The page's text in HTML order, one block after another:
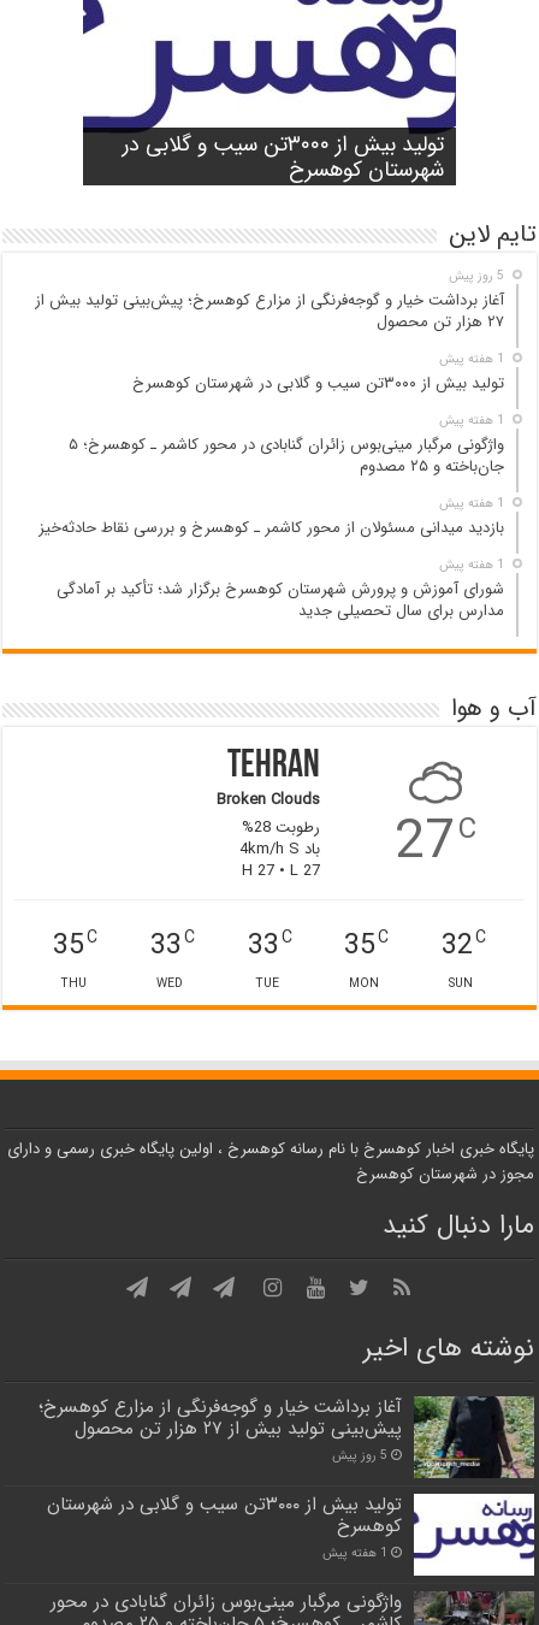
آغاز برداشت خیار و گوجه‌فرنگی از مزارع
کوهسرخ؛ پیش‌بینی تولید بیش از ۲۷ هزار
تن محصول
تولید بیش از ۳۰۰۰تن سیب و گلابی در
شهرستان کوهسرخ
واژگونی مرگبار مینی‌بوس زائران گنابادی
در محور کاشمر ـ کوهسرخ؛ ۵ جان‌باخته و
۲۵ مصدوم
بازدید میدانی مسئولان از محور کاشمر ـ
کوهسرخ و بررسی نقاط حادثه‌خیز
شورای آموزش و پرورش شهرستان
کوهسرخ برگزار شد؛ تأکید بر آمادگی
مدارس برای سال تحصیلی جدید
تایم لاین
5 روز پیش
آغاز برداشت خیار و گوجه‌فرنگی از مزارع کوهسرخ؛ پیش‌بینی تولید بیش از
۲۷ هزار تن محصول
1 هفته پیش
تولید بیش از ۳۰۰۰تن سیب و گلابی در شهرستان کوهسرخ
1 هفته پیش
واژگونی مرگبار مینی‌بوس زائران گنابادی در محور کاشمر ـ کوهسرخ؛ ۵
جان‌باخته و ۲۵ مصدوم
1 هفته پیش
بازدید میدانی مسئولان از محور کاشمر ـ کوهسرخ و بررسی نقاط حادثه‌خیز
1 هفته پیش
شورای آموزش و پرورش شهرستان کوهسرخ برگزار شد؛ تأکید بر آمادگی
مدارس برای سال تحصیلی جدید
آب و هوا
27C
Tehran
Broken Clouds
رطوبت 28%
باد 4km/h S
H 27 • L 27
32C
SUN
35C
MON
33C
TUE
33C
WED
35C
THU
پایگاه خبری اخبار کوهسرخ با نام رسانه کوهسرخ ، اولین پایگاه خبری رسمی و دارای
مجوز در شهرستان کوهسرخ
مارا دنبال کنید
نوشته های اخیر
آغاز برداشت خیار و گوجه‌فرنگی از مزارع کوهسرخ؛
پیش‌بینی تولید بیش از ۲۷ هزار تن محصول
5 روز پیش
تولید بیش از ۳۰۰۰تن سیب و گلابی در شهرستان
کوهسرخ
1 هفته پیش
واژگونی مرگبار مینی‌بوس زائران گنابادی در محور